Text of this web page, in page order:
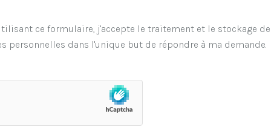
ce formulaire, j'accepte le traitement et le stockage
personnelles dans l'unique but de répondre à ma demande.